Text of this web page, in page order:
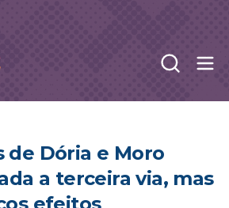
de Dória e Moro
a terceira via, mas